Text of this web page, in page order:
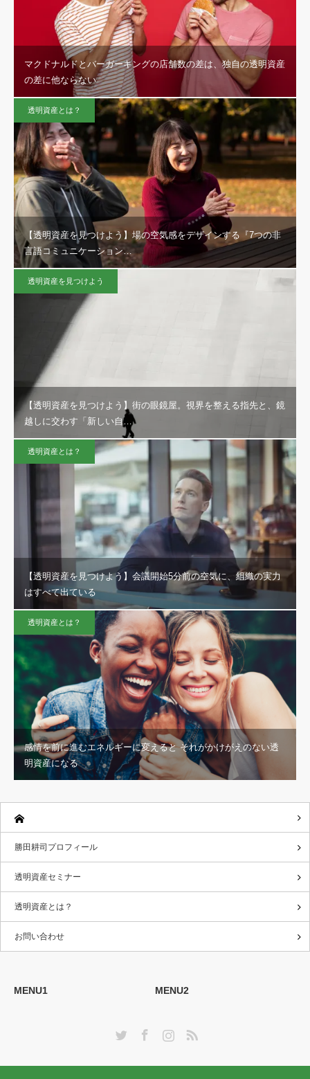
マクドナルドとバーガーキングの店舗数の差は、独自の透明資産
の差に他ならない
透明資産とは？
【透明資産を見つけよう】場の空気感をデザインする『7つの非
言語コミュニケーション…
透明資産を見つけよう
【透明資産を見つけよう】街の眼鏡屋。視界を整える指先と、鏡
越しに交わす「新しい自…
透明資産とは？
【透明資産を見つけよう】会議開始5分前の空気に、組織の実力
はすべて出ている
透明資産とは？
感情を前に進むエネルギーに変えると それがかけがえのない透
明資産になる
勝田耕司プロフィール
透明資産セミナー
透明資産とは？
お問い合わせ
MENU1 MENU2